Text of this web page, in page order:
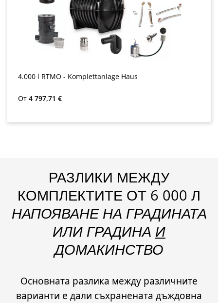
4.000 l RTMO - Komplettanlage Haus
Редовна цена:
От 4 797,71 €
РАЗЛИКИ МЕЖДУ
КОМПЛЕКТИТЕ ОТ 6 000 Л
НАПОЯВАНЕ НА ГРАДИНАТА
ИЛИ ГРАДИНА И
ДОМАКИНСТВО
Основната разлика между различните
варианти е дали съхранената дъждовна